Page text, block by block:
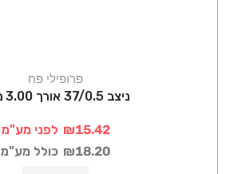
פרופילי פח
ניצב 37/0.5 אורך 3.00 מטר
₪15.42 לפני מע"מ
₪18.20 כולל מע"מ